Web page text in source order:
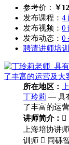
参考价： ￥
发布课程： 4
发布视频： 0
发布动态： 0
聘请讲师培训
所在地区：
丁玲莉 — 具
了丰富的运
讲师简介： 
上海培协讲
训师  同砾